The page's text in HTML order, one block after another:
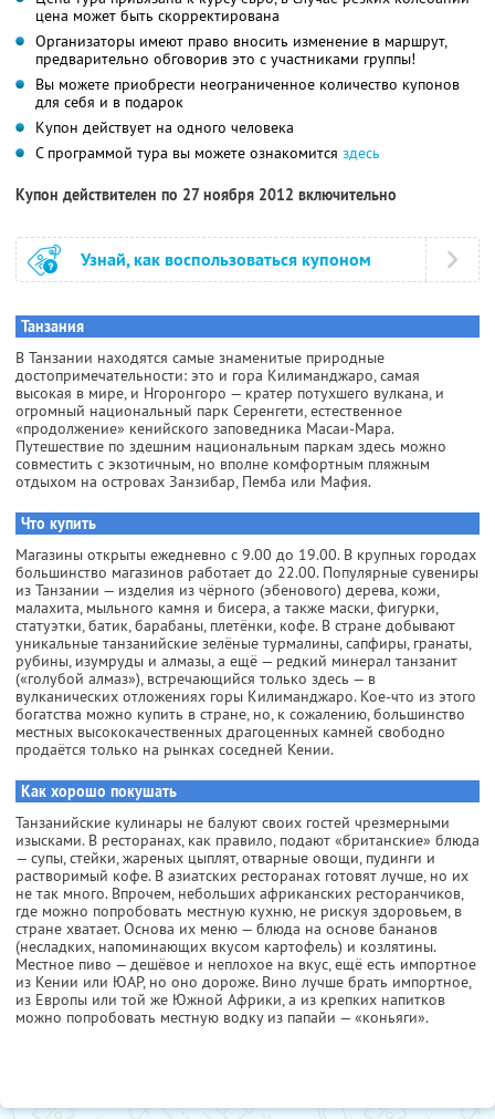
цена может быть скорректирована
Организаторы имеют право вносить изменение в маршрут,
предварительно обговорив это с участниками группы!
Вы можете приобрести неограниченное количество купонов
для себя и в подарок
Купон действует на одного человека
С программой тура вы можете ознакомится здесь
Купон действителен по 27 ноября 2012 включительно
Узнай, как воспользоваться купоном
Танзания
В Танзании находятся самые знаменитые природные
достопримечательности: это и гора Килиманджаро, самая
высокая в мире, и Нгоронгоро — кратер потухшего вулкана, и
огромный национальный парк Серенгети, естественное
«продолжение» кенийского заповедника Масаи-Мара.
Путешествие по здешним национальным паркам здесь можно
совместить с экзотичным, но вполне комфортным пляжным
отдыхом на островах Занзибар, Пемба или Мафия.
Что купить
Магазины открыты ежедневно с 9.00 до 19.00. В крупных городах
большинство магазинов работает до 22.00. Популярные сувениры
из Танзании — изделия из чёрного (эбенового) дерева, кожи,
малахита, мыльного камня и бисера, а также маски, фигурки,
статуэтки, батик, барабаны, плетёнки, кофе. В стране добывают
уникальные танзанийские зелёные турмалины, сапфиры, гранаты,
рубины, изумруды и алмазы, а ещё — редкий минерал танзанит
(«голубой алмаз»), встречающийся только здесь — в
вулканических отложениях горы Килиманджаро. Кое-что из этого
богатства можно купить в стране, но, к сожалению, большинство
местных высококачественных драгоценных камней свободно
продаётся только на рынках соседней Кении.
Как хорошо покушать
Танзанийские кулинары не балуют своих гостей чрезмерными
изысками. В ресторанах, как правило, подают «британские» блюда
— супы, стейки, жареных цыплят, отварные овощи, пудинги и
растворимый кофе. В азиатских ресторанах готовят лучше, но их
не так много. Впрочем, небольших африканских ресторанчиков,
где можно попробовать местную кухню, не рискуя здоровьем, в
стране хватает. Основа их меню — блюда на основе бананов
(несладких, напоминающих вкусом картофель) и козлятины.
Местное пиво — дешёвое и неплохое на вкус, ещё есть импортное
из Кении или ЮАР, но оно дороже. Вино лучше брать импортное,
из Европы или той же Южной Африки, а из крепких напитков
можно попробовать местную водку из папайи — «коньяги».